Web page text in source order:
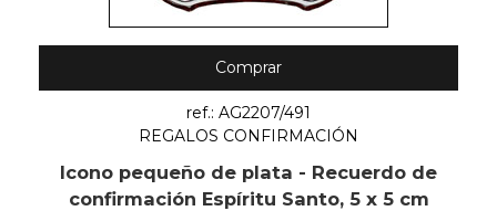
Comprar
ref.: AG2207/491
REGALOS CONFIRMACIÓN
Icono pequeño de plata - Recuerdo de
confirmación Espíritu Santo, 5 x 5 cm